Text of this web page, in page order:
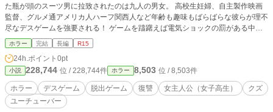
た瓶が頭のスーツ男に拉致されたのは九人の男女。 高校生妊婦、自主製作映画
監督、グルメ通アメリカ人ハーフ関西人など年齢も趣味もばらばらな彼らが理不
尽なデスゲームを強要される！ ゲームを躊躇えば電気ショックの罰がある中、
高校生妊婦の主人公サードはお腹の赤ちゃんを最後まで守り切ることができるの
か。
ホラー 完結 長編 R15
24h.ポイント 0pt
小説 228,744 位 / 228,744件 ホラー 8,503 位 / 8,503件
ホラー デスゲーム 脱出ゲーム 復讐 女主人公（女子高生）
クズ
ユーチューバー